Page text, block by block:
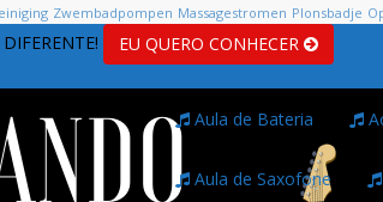
Zwembadpompen Massagestromen Plonsbadje
EU QUERO CONHECER
Aula de Bateria
Aula de Saxofone